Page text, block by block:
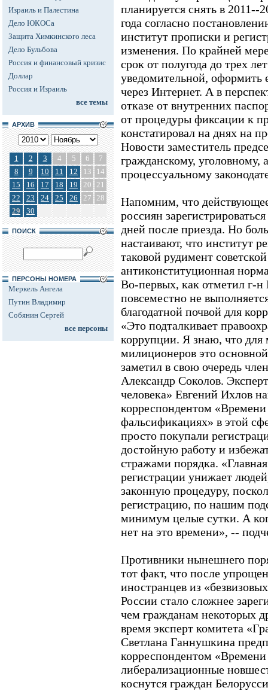
Израиль и Палестина
Дело ЮКОСа
Защита Химкинского леса
Дело Бульбова
Россия и финансовый кризис
Доллар
Россия и Израиль
все темы
АРХИВ
1 2 3 4 5 6
7
8
9 10 11 12 13
14
15
16 17 18 19 20 21
22
23 24 25 26 27 28
29
30
ПОИСК
ПЕРСОНЫ НОМЕРА
Меркель Ангела
Путин Владимир
Собянин Сергей
все персоны
планируется снять в 2011--
года согласно
институт прописки и
изменения. По крайней
срок от полугода до трех
уведомительной, оформить
через Интернет. А в
отказе от внутренних
от процедуры фиксации к
констатировал на днях на
Новости заместитель
гражданскому, уголовному,
процессуальному
Напомним, что действующее
россиян
дней после приезда. Но
настаивают, что институт
таковой рудимент
антиконституционная
Во-первых, как отметил г-н
повсеместно не
благодатной почвой для
«Это подталкивает
коррупции. Я знаю, что для
милиционеров это
заметил в свою очередь
Александр Соколов.
человека» Евгений Ихлов
корреспондентом
фальсификациях» в этой
просто покупали
достойную работу и
стражами порядка.
регистрации унижает
законную процедуру,
регистрацию, по нашим
минимум целые сутки. А
нет на это времени», --
Противники нынешнего
тот факт, что после
иностранцев из
России стало сложнее
чем гражданам некоторых
время эксперт комитета
Светлана Ганнушкина
корреспондентом
либерализационные
коснутся граждан